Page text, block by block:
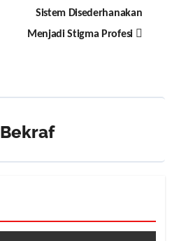
Sistem Disederhanakan
Menjadi Stigma Profesi
Bekraf